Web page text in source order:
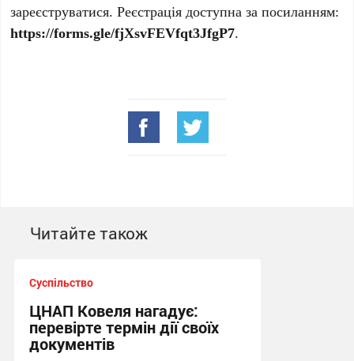
зареєструватися. Реєстрація доступна за посиланням:
https://forms.gle/fjXsvFEVfqt3JfgP7.
Читайте також
Суспільство
ЦНАП Ковеля нагадує:
перевірте термін дії своїх
документів